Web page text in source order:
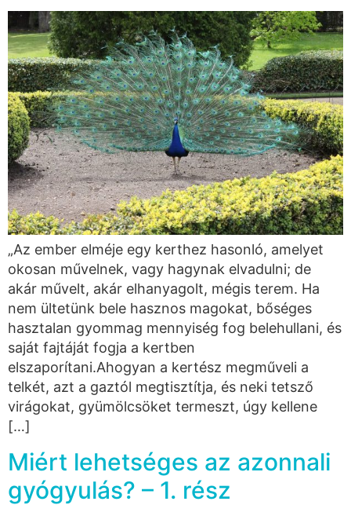
„Az ember elméje egy kerthez hasonló, amelyet
okosan művelnek, vagy hagynak elvadulni; de
akár művelt, akár elhanyagolt, mégis terem. Ha
nem ültetünk bele hasznos magokat, bőséges
hasztalan gyommag mennyiség fog belehullani, és
saját fajtáját fogja a kertben
elszaporítani.Ahogyan a kertész megműveli a
telkét, azt a gaztól megtisztítja, és neki tetsző
virágokat, gyümölcsöket termeszt, úgy kellene
[…]
Miért lehetséges az azonnali
gyógyulás? – 1. rész